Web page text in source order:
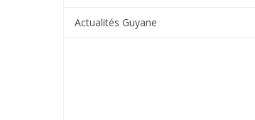
Actualités Guyane